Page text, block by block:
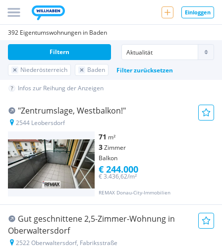
Einloggen
392 Eigentumswohnungen in Baden
Niederösterreich Baden Filter zurücksetzen
Filtern
Infos zur Reihung der Anzeigen
"Zentrumslage, Westbalkon!"
2544 Leobersdorf
71 m²
3Zimmer
Balkon
REMAX Donau-City-Immobilien
€ 3.436,62/m²
€ 244.000
Gut geschnittene 2,5-Zimmer-Wohnung in
Oberwaltersdorf
2522 Oberwaltersdorf, Fabriksstraße